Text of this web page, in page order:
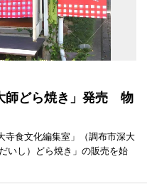
師どら焼き」発売 物
寺食文化編集室」（調布市深大
いし）どら焼き」の販売を始